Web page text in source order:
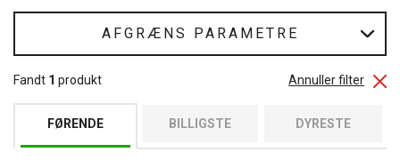
AFGRÆNS PARAMETRE
Annuller filter
Fandt 1 produkt
FØRENDE BILLIGSTE DYRESTE